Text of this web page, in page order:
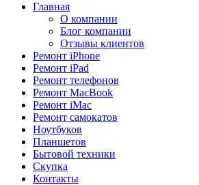
Главная
О компании
Блог компании
Отзывы клиентов
Ремонт iPhone
Ремонт iPad
Ремонт телефонов
Ремонт MacBook
Ремонт iMac
Ремонт самокатов
Ноутбуков
Планшетов
Бытовой техники
Скупка
Контакты